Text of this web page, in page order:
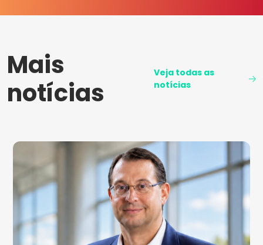
Mais
notícias
Veja todas as
notícias